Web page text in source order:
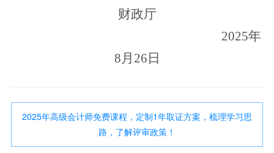
财政厅
2025年
8 月 26 日
2025年高级会计师免费课程，定制1年取证方案，梳理学习思
路，了解评审政策！